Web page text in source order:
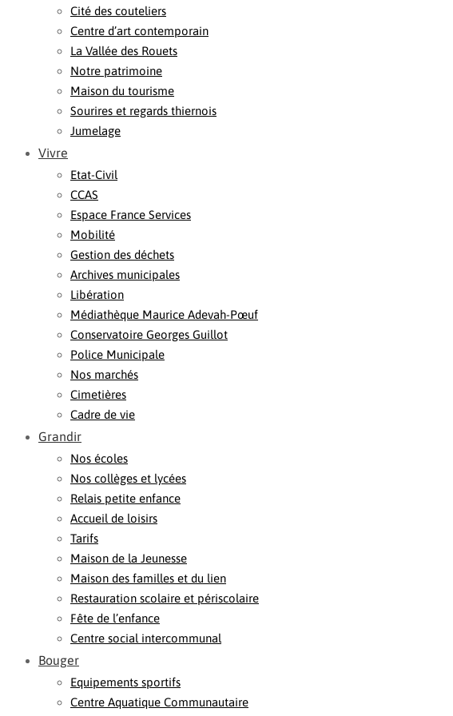
Cité des couteliers
Centre d’art contemporain
La Vallée des Rouets
Notre patrimoine
Maison du tourisme
Sourires et regards thiernois
Jumelage
Vivre
Etat-Civil
CCAS
Espace France Services
Mobilité
Gestion des déchets
Archives municipales
Libération
Médiathèque Maurice Adevah-Pœuf
Conservatoire Georges Guillot
Police Municipale
Nos marchés
Cimetières
Cadre de vie
Grandir
Nos écoles
Nos collèges et lycées
Relais petite enfance
Accueil de loisirs
Tarifs
Maison de la Jeunesse
Maison des familles et du lien
Restauration scolaire et périscolaire
Fête de l’enfance
Centre social intercommunal
Bouger
Equipements sportifs
Centre Aquatique Communautaire